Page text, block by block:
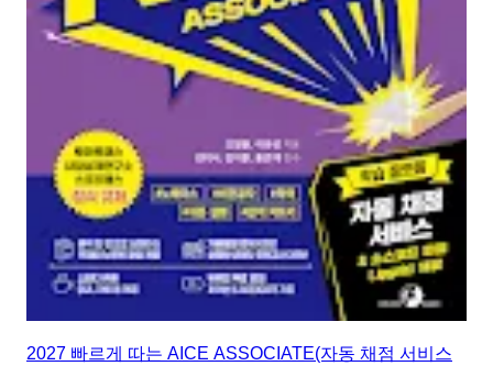
2027 빠르게 따는 AICE ASSOCIATE(자동 채점 서비스